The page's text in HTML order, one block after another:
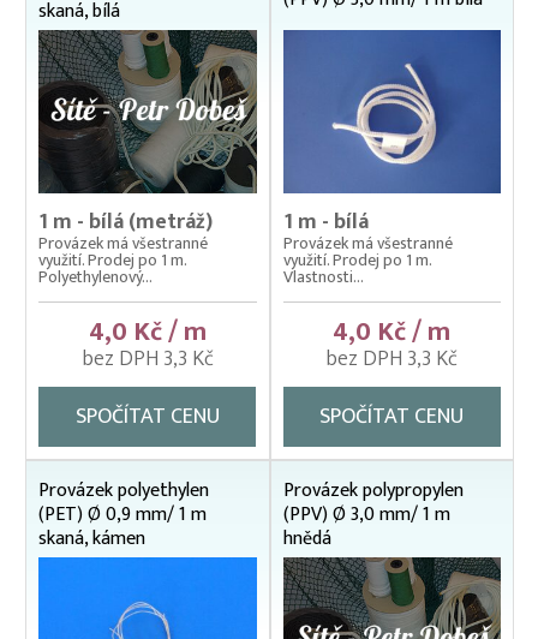
skaná, bílá
1 m - bílá (metráž)
Provázek má všestranné
využití. Prodej po 1 m.
Polyethylenový...
4,0 Kč / m
bez DPH 3,3 Kč
SPOČÍTAT CENU
1 m - bílá
Provázek má všestranné
využití. Prodej po 1 m.
Vlastnosti...
4,0 Kč / m
bez DPH 3,3 Kč
SPOČÍTAT CENU
Provázek polyethylen
(PET) Ø 0,9 mm/ 1 m
skaná, kámen
Provázek polypropylen
(PPV) Ø 3,0 mm/ 1 m
hnědá